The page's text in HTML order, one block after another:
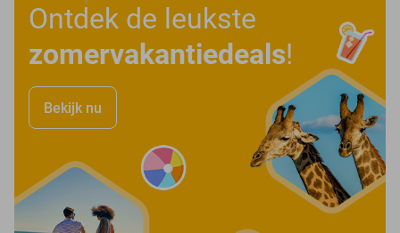
Ontdek de leukste
zomervakantiedeals!
Bekijk nu